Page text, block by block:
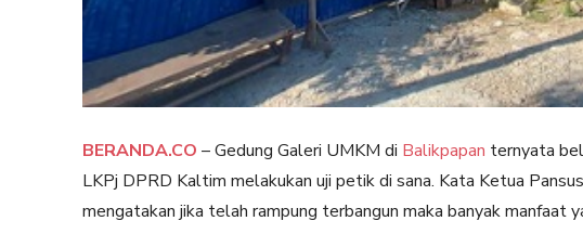
BERANDA.CO – Gedung Galeri UMKM di Balikpapan ternyata
LKPj DPRD Kaltim melakukan uji petik di sana. Kata Ketua Pansus
mengatakan jika telah rampung terbangun maka banyak manfaat